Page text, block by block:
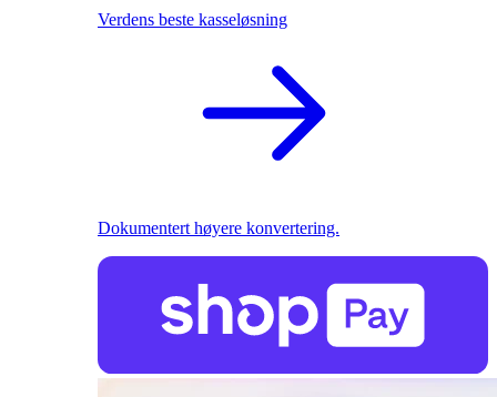
Verdens beste kasseløsning
Dokumentert høyere konvertering.